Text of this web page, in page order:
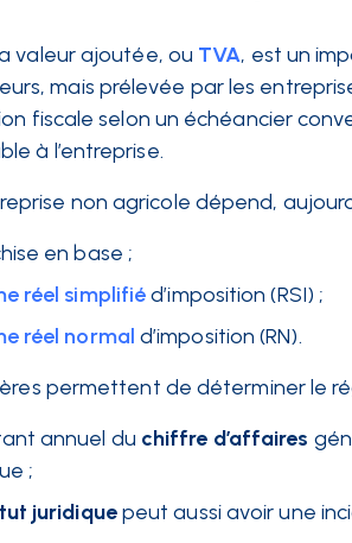
valeur ajoutée, ou TVA, est un
mais prélevée par les
fiscale selon un échéancier
à l’entreprise.
non agricole dépend,
en base ;
réel simplifiéd’imposition (RSI) ;
réel normal d’imposition (RN).
permettent de déterminer le
annuel du chiffre d’affaires
;
juridiquepeut aussi avoir une